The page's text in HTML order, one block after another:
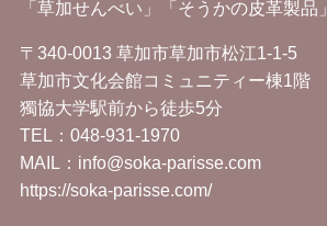
「草加せんべい」「そうかの皮革製品」
〒340-0013 草加市草加市松江1-1-5
草加市文化会館コミュニティー棟1階
獨協大学駅前から徒歩5分
TEL： 048-931-1970
MAIL：info@soka-parisse.com
https://soka-parisse.com/